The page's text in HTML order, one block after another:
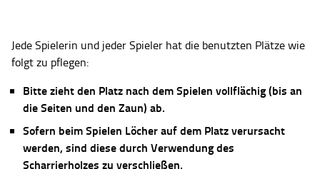
Jede Spielerin und jeder Spieler hat die benutzten Plätze wie
folgt zu pflegen:
Bitte zieht den Platz nach dem Spielen vollflächig (bis an
die Seiten und den Zaun) ab.
Sofern beim Spielen Löcher auf dem Platz verursacht
werden, sind diese durch Verwendung des
Scharrierholzes zu verschließen.